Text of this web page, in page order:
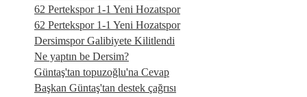
62 Pertekspor 1-1 Yeni Hozatspor
62 Pertekspor 1-1 Yeni Hozatspor
Dersimspor Galibiyete Kilitlendi
Ne yaptın be Dersim?
Güntaş'tan topuzoğlu'na Cevap
Başkan Güntaş'tan destek çağrısı